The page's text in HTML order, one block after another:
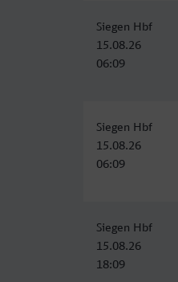
Siegen Hbf
15.08.26
06:09
Siegen Hbf
15.08.26
06:09
Siegen Hbf
15.08.26
18:09